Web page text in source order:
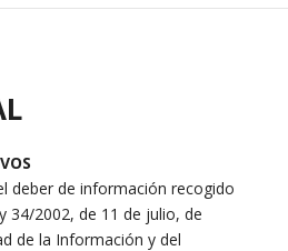
deber de información recogido
34/2002, de 11 de julio, de
de la Información y del